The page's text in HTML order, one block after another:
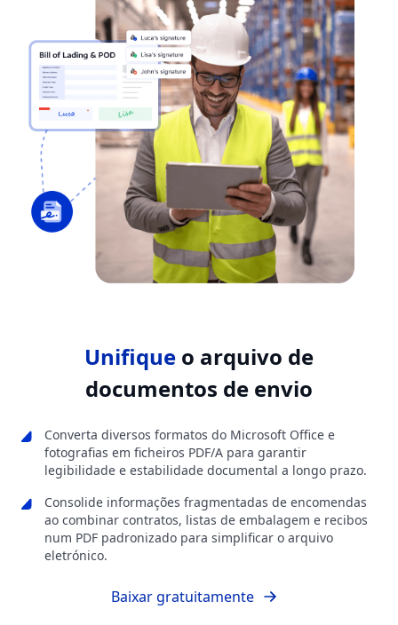
Unifique o arquivo de
documentos de envio
Converta diversos formatos do Microsoft Office e
fotografias em ficheiros PDF/A para garantir
legibilidade e estabilidade documental a longo prazo.
Consolide informações fragmentadas de encomendas
ao combinar contratos, listas de embalagem e recibos
num PDF padronizado para simplificar o arquivo
eletrónico.
Baixar gratuitamente